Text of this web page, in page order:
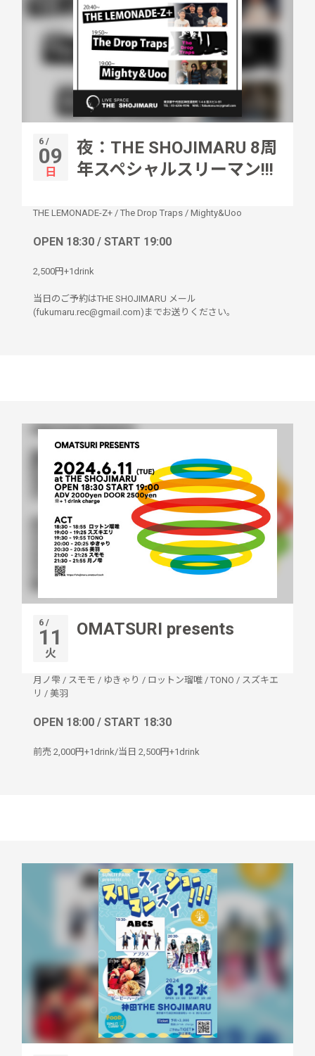
6 /
09
日
夜：THE SHOJIMARU 8周
年スペシャルスリーマン!!!
THE LEMONADE-Z+ / The Drop Traps / Mighty&Uoo
OPEN 18:30 / START 19:00
2,500円+1drink
当日のご予約はTHE SHOJIMARU メール
(fukumaru.rec@gmail.com)までお送りください。
6 /
11
火
OMATSURI presents
月ノ雫 / スモモ / ゆきゃり / ロットン瑠唯 / TONO / スズキエ
リ / 美羽
OPEN 18:00 / START 18:30
前売 2,000円+1drink/当日 2,500円+1drink